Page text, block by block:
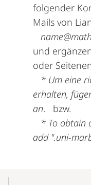
folgender
Mails von
und
oder
* Um eine
erhalten,
an. bzw.
* To obtain
add ".uni-